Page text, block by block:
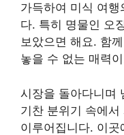
가득하여 미식 여
다. 특히 명물인 오
보았으면 해요. 함
놓을 수 없는 매력
시장을 돌아다니며
기찬 분위기 속에
이루어집니다. 이